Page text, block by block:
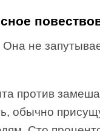
не
против
обычно